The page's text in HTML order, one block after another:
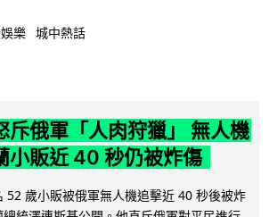
樂 城中熱話
斥俄軍「人肉狩獵」 無人機
小販近 40 秒仍被炸傷
52 歲小販被俄軍無人機追擊近 40 秒後被炸